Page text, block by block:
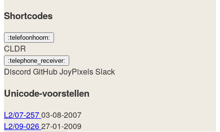
Shortcodes
:telefoonhoorn:
CLDR
:telephone_receiver:
Discord GitHubJoyPixelsSlack
Unicode-voorstellen
L2/07-25703-08-2007
L2/09-02627-01-2009